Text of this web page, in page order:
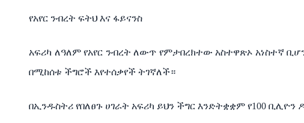
የአየር ንብረት ፍትህ እና ፋይናንስ
አፍሪካ ለዓለም የአየር ንብረት ለውጥ የምታበረክተው አስተዋጽኦ አነስተኛ
በሚከሰቱ ችግሮች እየተሰቃየች ትገኛለች።
በኢንዱስትሪ የበለፀጉ ሀገራት አፍሪካ ይህን ችግር እንድትቋቋም የ100 ቢሊዮን